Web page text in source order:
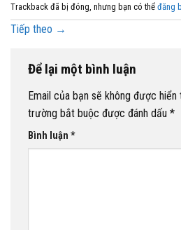
Trackback đã bị đóng, nhưng bạn có thể đăng
Tiếp theo →
Để lại một bình luận
Email của bạn sẽ không được hiển
trường bắt buộc được đánh dấu *
Bình luận *